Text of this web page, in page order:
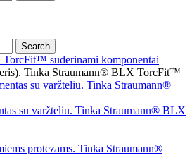
Search
suderinami komponentai
Tinka Straumann® BLX TorcFit™
su varžteliu. Tinka Straumann® BLX